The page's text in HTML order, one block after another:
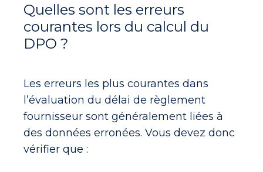
Quelles sont les erreurs
courantes lors du calcul du
DPO ?
Les erreurs les plus courantes dans
l’évaluation du délai de règlement
fournisseur sont généralement liées à
des données erronées. Vous devez donc
vérifier que :